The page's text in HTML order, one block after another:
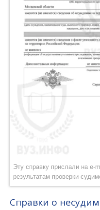
Эту справку прислали на e-
результатам проверки
Справки о